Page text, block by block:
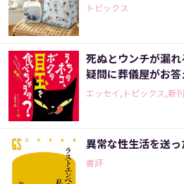
トピックス
死ぬとウンチが漏
疑問に葬儀屋がお答
エッセイ,トピックス,新
異常な性生活を送
書評